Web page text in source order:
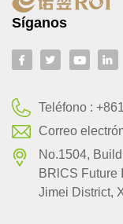
Síganos
Teléfono :
Correo
No.1504,
BRlCS Future
Jimei District,